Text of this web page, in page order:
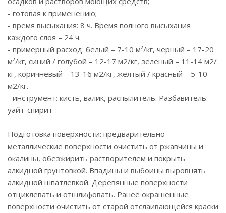
- готовая к применению;
- время высыхания: 8 ч. Время полного высыхания
каждого слоя – 24 ч.
- примерный расход: белый – 7-10 м²/кг, черный – 17-20
м²/кг, синий / голубой – 12-17 м2/кг, зеленый – 11-14 м2/
кг, коричневый – 13-16 м2/кг, желтый / красный – 5-10
м2/кг.
- инструмент: кисть, валик, распылитель. Разбавитель:
уайт-спирит
Подготовка поверхности: предварительно
металлические поверхности очистить от ржавчины и
окалины, обезжирить растворителем и покрыть
алкидной грунтовкой. Впадины и выбоины выровнять
алкидной шпатлевкой. Деревянные поверхности
отциклевать и отшлифовать. Ранее окрашенные
поверхности очистить от старой отслаивающейся краски